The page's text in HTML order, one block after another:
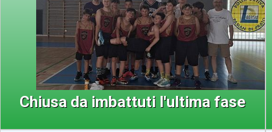
Chiusa da imbattuti l'ultima fase